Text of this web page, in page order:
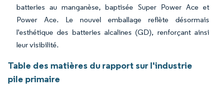
batteries au manganèse, baptisée Super Power Ace et
Power Ace. Le nouvel emballage reflète désormais
l'esthétique des batteries alcalines (GD), renforçant ainsi
leur visibilité.
Table des matières du rapport sur l'industrie
pile primaire